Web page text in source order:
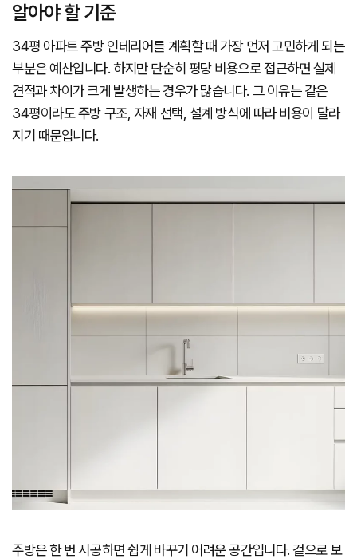
알아야 할 기준
34평 아파트 주방 인테리어를 계획할 때 가장 먼저 고민하게 되는
부분은 예산입니다. 하지만 단순히 평당 비용으로 접근하면 실제
견적과 차이가 크게 발생하는 경우가 많습니다. 그 이유는 같은
34평이라도 주방 구조, 자재 선택, 설계 방식에 따라 비용이 달라
지기 때문입니다.
주방은 한 번 시공하면 쉽게 바꾸기 어려운 공간입니다. 겉으로 보